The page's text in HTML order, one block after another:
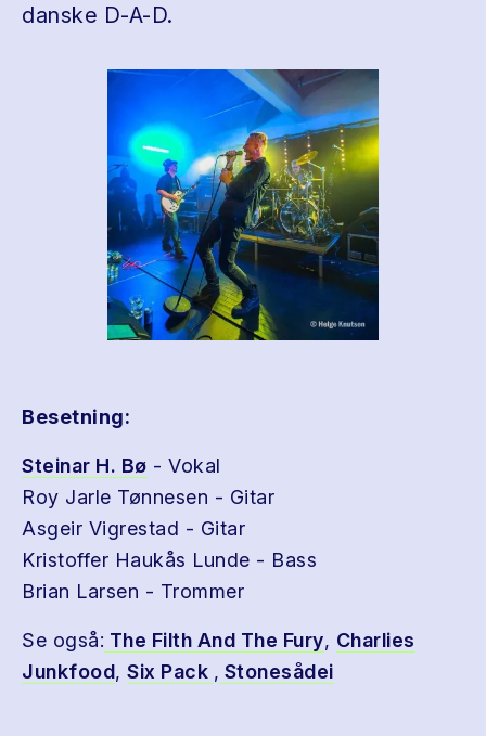
danske D-A-D.
Besetning:
Steinar H. Bø - Vokal
Roy Jarle Tønnesen - Gitar
Asgeir Vigrestad - Gitar
Kristoffer Haukås Lunde - Bass
Brian Larsen - Trommer
Se også: The Filth And The Fury, Charlies
Junkfood, Six Pack , Stonesådei